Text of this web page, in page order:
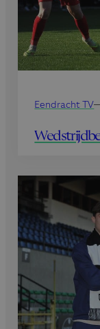
Eendracht TV